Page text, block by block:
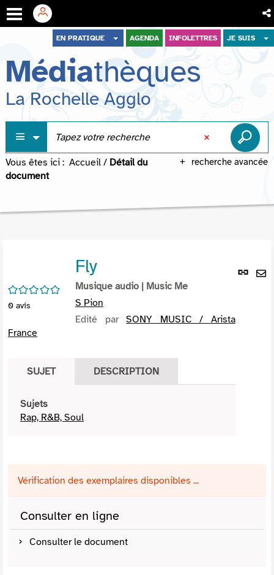
menu
contenu
recherche
EN PRATIQUE AGENDA INFOLETTRES JE SUIS
Médiathèques
La Rochelle Agglo
recherche avancée
Vous êtes ici : Accueil / Détail du
document
Lien
/5
0 avis
Fly
Musique audio | Music Me
S Pion
Edité parSONY MUSIC / Arista
France
SUJET DESCRIPTION
Sujets
Rap, R&B, Soul
Vérification des exemplaires disponibles ...
Consulter en ligne
Consulter le document